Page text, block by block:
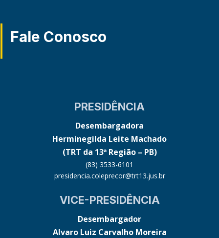
Fale Conosco
PRESIDÊNCIA
Desembargadora
Herminegilda Leite Machado
(TRT da 13ª Região – PB)
(83) 3533-6101
presidencia.coleprecor@trt13.jus.br
VICE-PRESIDÊNCIA
Desembargador
Alvaro Luiz Carvalho Moreira